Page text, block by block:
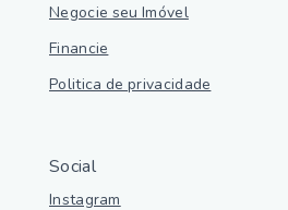
Negocie seu Imóvel
Financie
Politica de privacidade
Social
Instagram